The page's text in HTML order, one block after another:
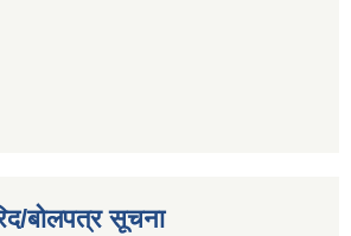
बोलपत्र सूचना